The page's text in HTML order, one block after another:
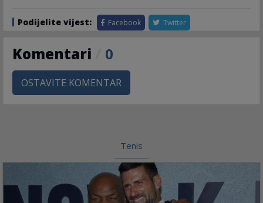
Podijelite vijest: Facebook Twitter
Komentari 0
OSTAVITE KOMENTAR
Tenis